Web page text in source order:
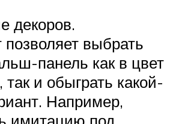
декоров.
выбрать
панель как в цвет
и обыграть какой-
Например,